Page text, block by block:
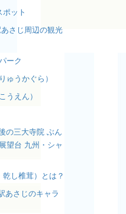
ット
さじ周辺の観光
ーク
ゅうかぐら）
うえん）
の三大寺院 ぶん
望台 九州・シャ
し椎茸）とは？
あさじのキャラ